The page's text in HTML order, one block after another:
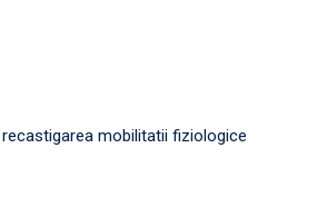
mobilitatii fiziologice